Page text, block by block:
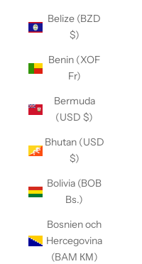
Belize (BZD
$)
Benin (XOF
Fr)
Bermuda
(USD $)
Bhutan (USD
$)
Bolivia (BOB
Bs.)
Bosnien och
Hercegovina
(BAM КМ)